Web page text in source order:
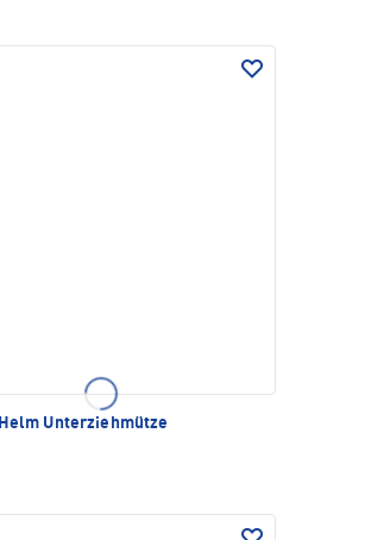
Helm Unterziehmütze